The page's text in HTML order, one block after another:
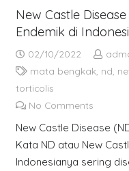
New Castle
Endemik di
02/10/2022
mata bengkak, nd
torticolis
No Comments
New Castle Disease
Kata ND atau New
Indonesianya sering